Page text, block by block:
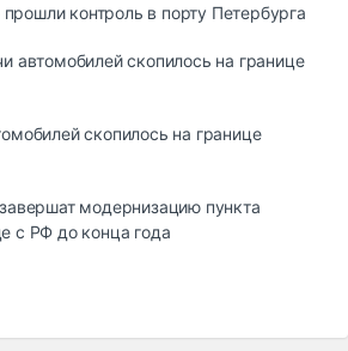
контроль в порту Петербурга
автомобилей скопилось на границе
скопилось на границе
модернизацию пункта
с РФ до конца года